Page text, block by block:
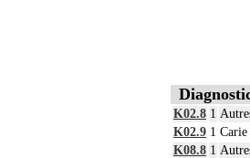
K02.8 1
K02.9 1 Carie
K08.8 1